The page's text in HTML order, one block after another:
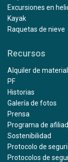
Excursiones en
Kayak
Raquetas de nieve
Recursos
Alquiler de material
PF
Historias
Galería de fotos
Prensa
Programa de
Sostenibilidad
Protocolo de
Protocolos de